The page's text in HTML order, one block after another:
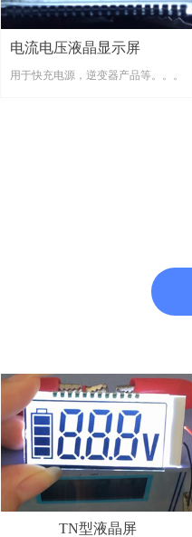
电流电压液晶显示屏
用于快充电源，逆变器产品等。。。
TN型液晶屏